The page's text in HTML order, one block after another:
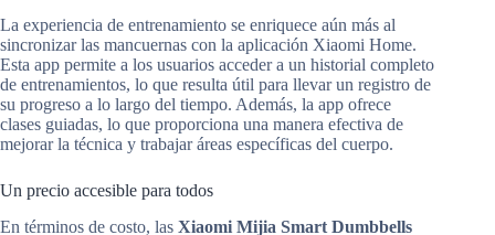
La experiencia de entrenamiento se enriquece aún más al
sincronizar las mancuernas con la aplicación Xiaomi Home.
Esta app permite a los usuarios acceder a un historial completo
de entrenamientos, lo que resulta útil para llevar un registro de
su progreso a lo largo del tiempo. Además, la app ofrece
clases guiadas, lo que proporciona una manera efectiva de
mejorar la técnica y trabajar áreas específicas del cuerpo.
Un precio accesible para todos
En términos de costo, las Xiaomi Mijia Smart Dumbbells